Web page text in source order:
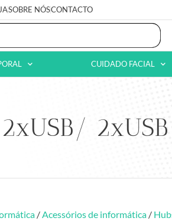
SOBRE NÓSCONTACTO
CUIDADO FACIAL
/Acessórios de informática /